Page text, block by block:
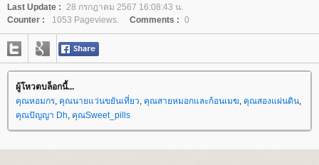
Last Update : 28 กรกฎาคม 2567 16:08:43 น.
Counter :
1053 Pageviews. Comments : 0
ผู้โหวตบล็อกนี้...
คุณหอมกร, คุณนายแว่นขยันเที่ยว, คุณสายหมอกและก้อนเมฆ, คุณสองแผ่นดิน,
คุณปัญญา Dh, คุณSweet_pills